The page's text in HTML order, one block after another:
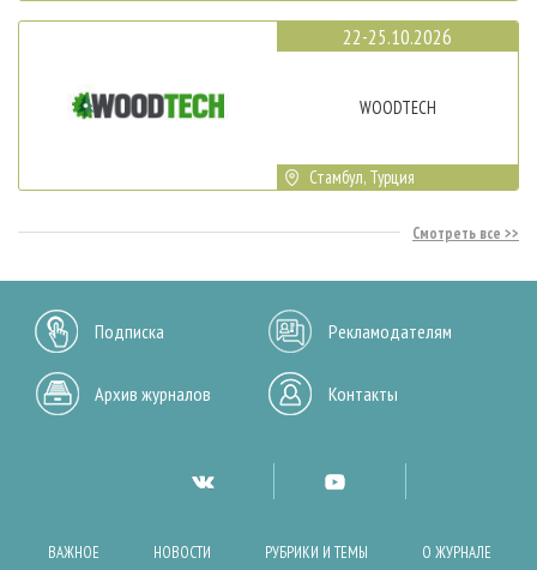
22-25.10.2026
WOODTECH
Стамбул, Турция
Смотреть все
Подписка Рекламодателям
Архив журналов Контакты
ВАЖНОЕ НОВОСТИ РУБРИКИ И ТЕМЫ О ЖУРНАЛЕ